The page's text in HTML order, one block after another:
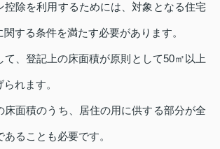
控除を利用するためには、対象となる住宅
する条件を満たす必要があります。
て、登記上の床面積が原則として50㎡以上
れます。
床面積のうち、居住の用に供する部分が全
ることも必要です。